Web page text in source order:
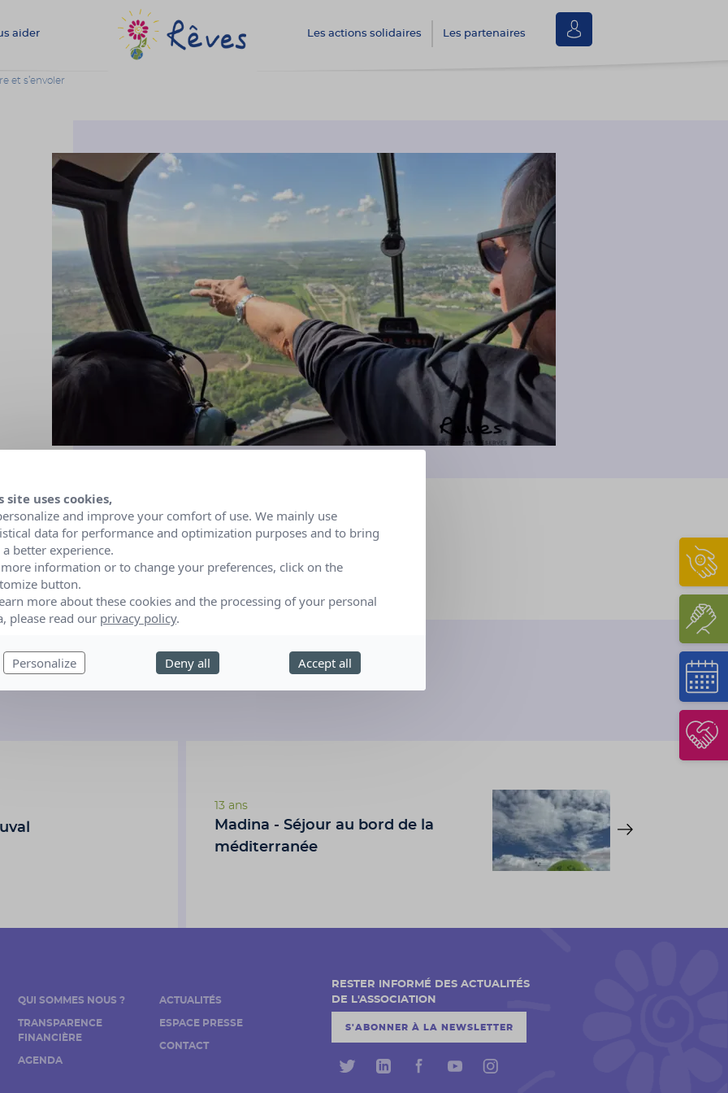
aider Les actions solidaires Les partenaires
connecter
et s’envoler
rêves
13 ans
Madina - Séjour au bord de la
méditerranée
QUI SOMMES NOUS ?
TRANSPARENCE
FINANCIÈRE
AGENDA
ACTUALITÉS
ESPACE PRESSE
CONTACT
RESTER INFORMÉ DES ACTUALITÉS
DE L'ASSOCIATION
S'ABONNER À LA NEWSLETTER
site uses cookies,
and improve your comfort of use. We mainly use
data for performance and optimization purposes and to bring
better experience.
information or to change your preferences, click on the
button.
more about these cookies and the processing of your personal
please read our privacy policy.
Personalize Deny all Accept all